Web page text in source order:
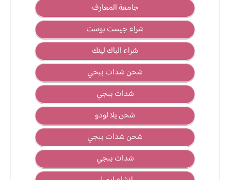
جامعة المعارف
شراء جيست بوست
شراء الباك لينك
شحن شدات ببحي
شدات ببجي
شحن يلا لودو
شحن شدات ببجي
شدات ببجي